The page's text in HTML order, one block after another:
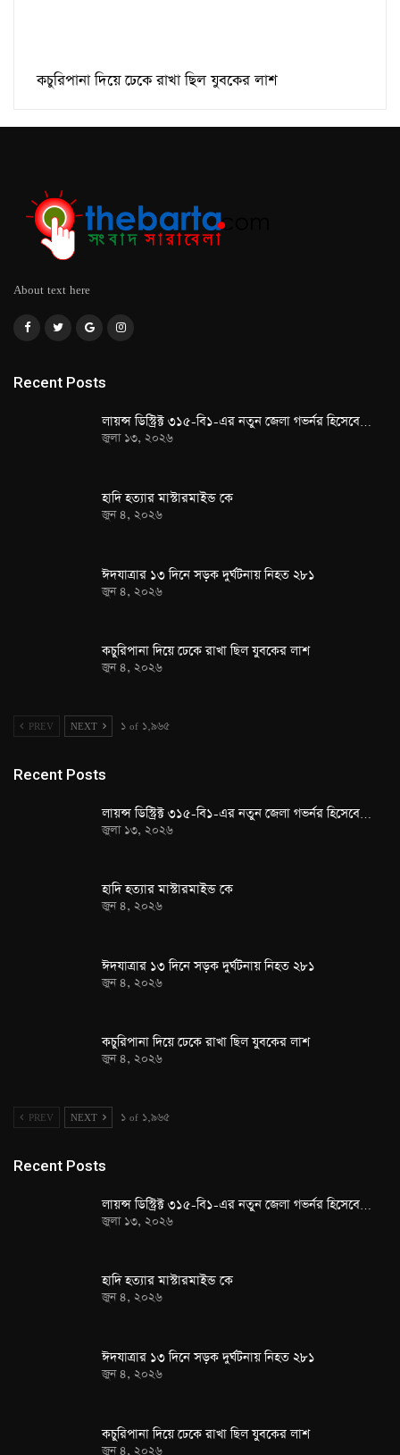
কচুরিপানা দিয়ে ঢেকে রাখা ছিল যুবকের লাশ
About text here
Recent Posts
লায়ন্স ডিস্ট্রিক্ট ৩১৫-বি১-এর নতুন জেলা গভর্নর হিসেবে…
জুলা ১৩, ২০২৬
হাদি হত্যার মাস্টারমাইন্ড কে
জুন ৪, ২০২৬
ঈদযাত্রার ১৩ দিনে সড়ক দুর্ঘটনায় নিহত ২৮১
জুন ৪, ২০২৬
কচুরিপানা দিয়ে ঢেকে রাখা ছিল যুবকের লাশ
জুন ৪, ২০২৬
PREV NEXT ১ of ১,৯৬৫
Recent Posts
লায়ন্স ডিস্ট্রিক্ট ৩১৫-বি১-এর নতুন জেলা গভর্নর হিসেবে…
জুলা ১৩, ২০২৬
হাদি হত্যার মাস্টারমাইন্ড কে
জুন ৪, ২০২৬
ঈদযাত্রার ১৩ দিনে সড়ক দুর্ঘটনায় নিহত ২৮১
জুন ৪, ২০২৬
কচুরিপানা দিয়ে ঢেকে রাখা ছিল যুবকের লাশ
জুন ৪, ২০২৬
PREV NEXT ১ of ১,৯৬৫
Recent Posts
লায়ন্স ডিস্ট্রিক্ট ৩১৫-বি১-এর নতুন জেলা গভর্নর হিসেবে…
জুলা ১৩, ২০২৬
হাদি হত্যার মাস্টারমাইন্ড কে
জুন ৪, ২০২৬
ঈদযাত্রার ১৩ দিনে সড়ক দুর্ঘটনায় নিহত ২৮১
জুন ৪, ২০২৬
কচুরিপানা দিয়ে ঢেকে রাখা ছিল যুবকের লাশ
জুন ৪, ২০২৬